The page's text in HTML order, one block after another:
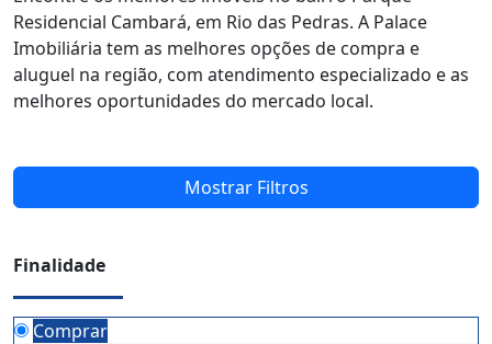
Residencial Cambará, em Rio das Pedras. A Palace
Imobiliária tem as melhores opções de compra e
aluguel na região, com atendimento especializado e as
melhores oportunidades do mercado local.
Mostrar Filtros
Finalidade
Comprar